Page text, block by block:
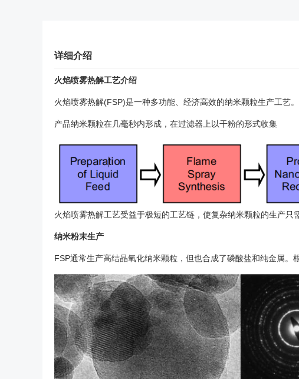
详细介绍
火焰喷雾热解工艺介绍
火焰喷雾热解(FSP)是一种多功能、经济高效的纳米颗粒生产工艺
产品纳米颗粒在几毫秒内形成，在过滤器上以干粉的形式收集
火焰喷雾热解工艺受益于极短的工艺链，使复杂纳米颗粒的生产只
纳米粉末生产
FSP通常生产高结晶氧化纳米颗粒，但也合成了磷酸盐和纯金属